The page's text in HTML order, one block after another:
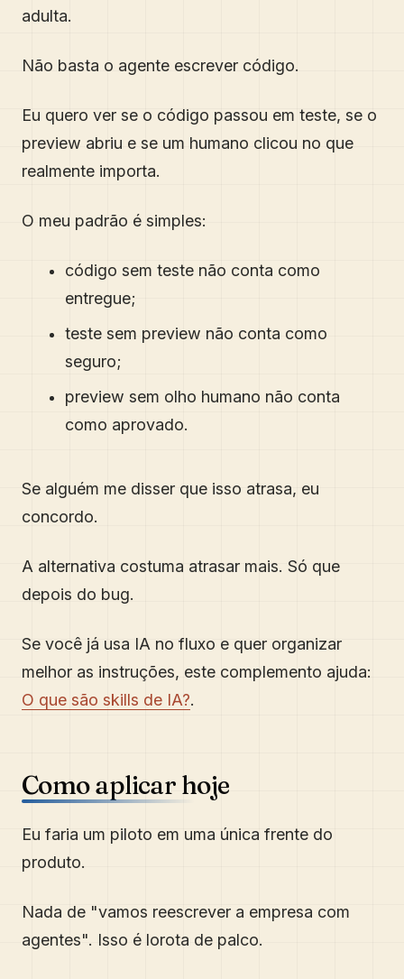
adulta.
Não basta o agente escrever código.
Eu quero ver se o código passou em teste, se o
preview abriu e se um humano clicou no que
realmente importa.
O meu padrão é simples:
código sem teste não conta como
entregue;
teste sem preview não conta como
seguro;
preview sem olho humano não conta
como aprovado.
Se alguém me disser que isso atrasa, eu
concordo.
A alternativa costuma atrasar mais. Só que
depois do bug.
Se você já usa IA no fluxo e quer organizar
melhor as instruções, este complemento ajuda:
O que são skills de IA?.
Como aplicar hoje
Eu faria um piloto em uma única frente do
produto.
Nada de "vamos reescrever a empresa com
agentes". Isso é lorota de palco.